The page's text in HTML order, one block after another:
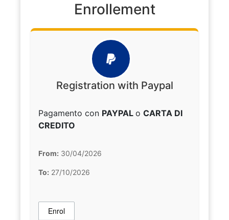
Enrollement
Registration with Paypal
Pagamento con PAYPAL o CARTA DI
CREDITO
From: 30/04/2026
To: 27/10/2026
Enrol